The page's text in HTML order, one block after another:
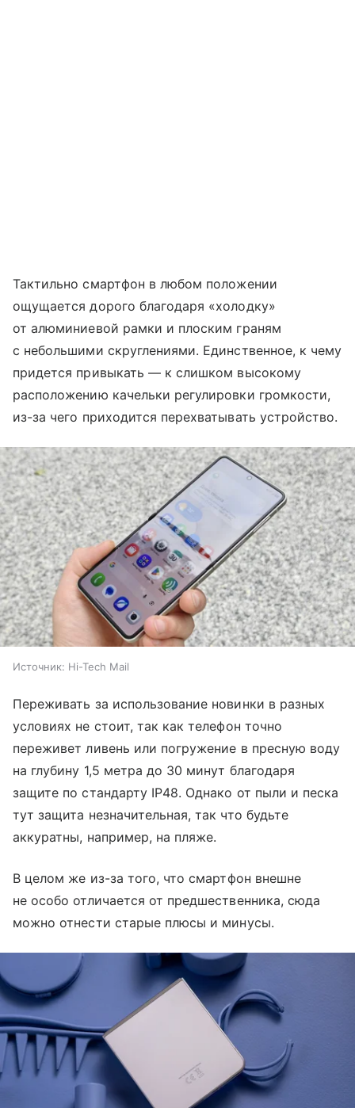
Тактильно смартфон в любом положении
ощущается дорого благодаря «холодку»
от алюминиевой рамки и плоским граням
с небольшими скруглениями. Единственное, к чему
придется привыкать — к слишком высокому
расположению качельки регулировки громкости,
из-за чего приходится перехватывать устройство.
Источник: Hi-Tech Mail
Переживать за использование новинки в разных
условиях не стоит, так как телефон точно
переживет ливень или погружение в пресную воду
на глубину 1,5 метра до 30 минут благодаря
защите по стандарту IP48. Однако от пыли и песка
тут защита незначительная, так что будьте
аккуратны, например, на пляже.
В целом же из-за того, что смартфон внешне
не особо отличается от предшественника, сюда
можно отнести старые плюсы и минусы.